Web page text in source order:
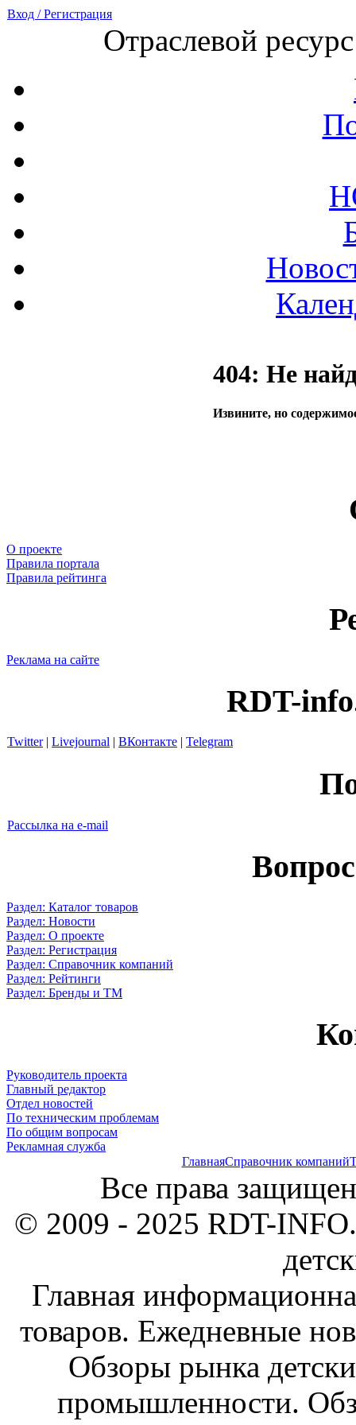
Вход / Регистрация
Отраслевой
404: Не
Извините, но
О проекте
Правила портала
Правила рейтинга
Реклама на сайте
RDT-
Twitter| Livejournal | ВКонтакте | Telegram
Рассылка на e-mail
Раздел: Каталог товаров
Раздел: Новости
Раздел: О проекте
Раздел: Регистрация
Раздел: Справочник компаний
Раздел: Рейтинги
Раздел: Бренды и ТМ
Руководитель проекта
Главный редактор
Отдел новостей
По техническим проблемам
По общим вопросам
Рекламная служба
ГлавнаяСправочник компаний
Все права
© 2009 - 2025 RDT-
Главная
товаров. Ежедневные
Обзоры рынка
промышленности.